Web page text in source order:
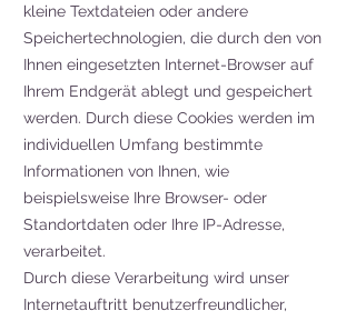
kleine Textdateien oder andere
Speichertechnologien, die durch den von
Ihnen eingesetzten Internet-Browser auf
Ihrem Endgerät ablegt und gespeichert
werden. Durch diese Cookies werden im
individuellen Umfang bestimmte
Informationen von Ihnen, wie
beispielsweise Ihre Browser- oder
Standortdaten oder Ihre IP-Adresse,
verarbeitet.
Durch diese Verarbeitung wird unser
Internetauftritt benutzerfreundlicher,